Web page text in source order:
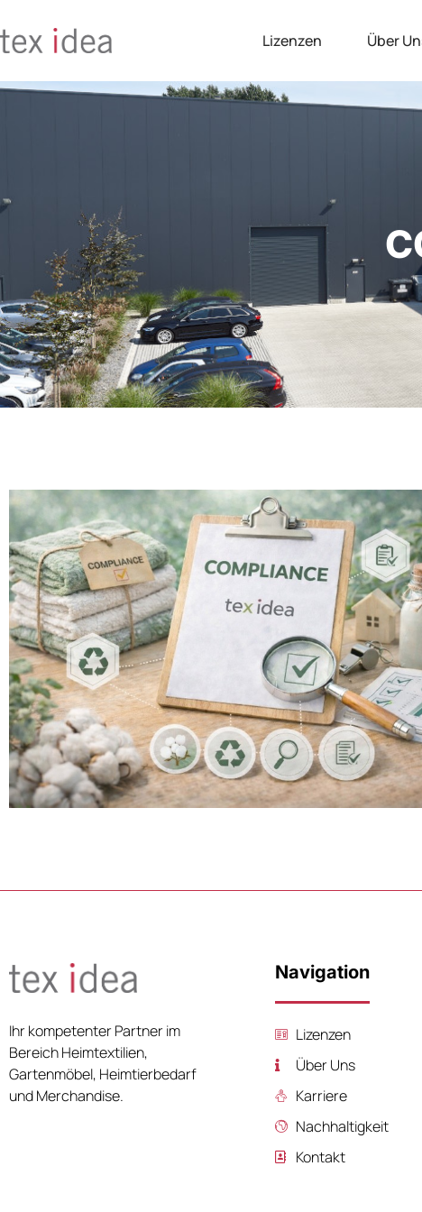
Lizenzen Über
Ihr kompetenter Partner im
Bereich Heimtextilien,
Gartenmöbel, Heimtierbedarf
und Merchandise.
Navigation
Lizenzen
Über Uns
Karriere
Nachhaltigkeit
Kontakt